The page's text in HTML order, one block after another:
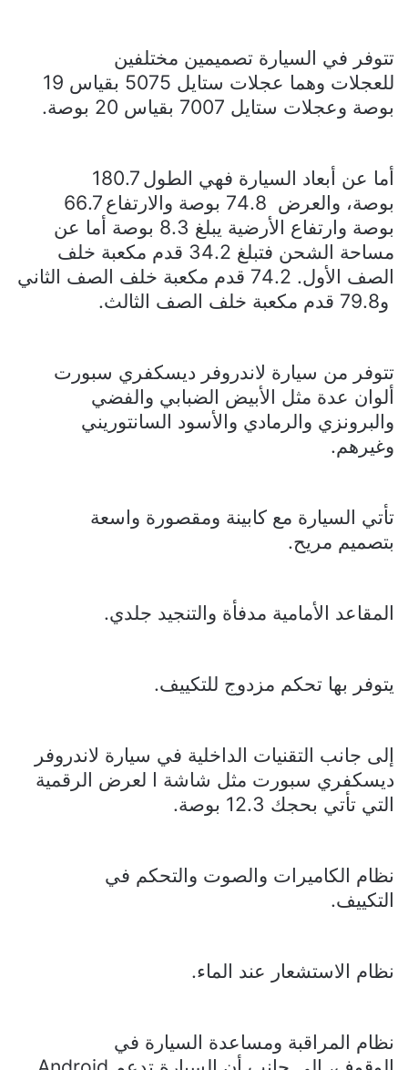
تتوفر في السيارة تصميمين مختلفين
للعجلات وهما عجلات ستايل 5075 بقياس 19
بوصة وعجلات ستايل 7007 بقياس 20 بوصة.
أما عن أبعاد السيارة فهي الطول 180.7
بوصة، والعرض 74.8 بوصة والارتفاع 66.7
بوصة وارتفاع الأرضية يبلغ 8.3 بوصة أما عن
مساحة الشحن فتبلغ 34.2 قدم مكعبة خلف
الصف الأول. 74.2 قدم مكعبة خلف الصف الثاني
و79.8 قدم مكعبة خلف الصف الثالث.
تتوفر من سيارة لاندروفر ديسكفري سبورت
ألوان عدة مثل الأبيض الضبابي والفضي
والبرونزي والرمادي والأسود السانتوريني
وغيرهم.
تأتي السيارة مع كابينة ومقصورة واسعة
بتصميم مريح.
المقاعد الأمامية مدفأة والتنجيد جلدي.
يتوفر بها تحكم مزدوج للتكييف.
إلى جانب التقنيات الداخلية في سيارة لاندروفر
ديسكفري سبورت مثل شاشة ا لعرض الرقمية
التي تأتي بحجك 12.3 بوصة.
نظام الكاميرات والصوت والتحكم في
التكييف.
نظام الاستشعار عند الماء.
نظام المراقبة ومساعدة السيارة في